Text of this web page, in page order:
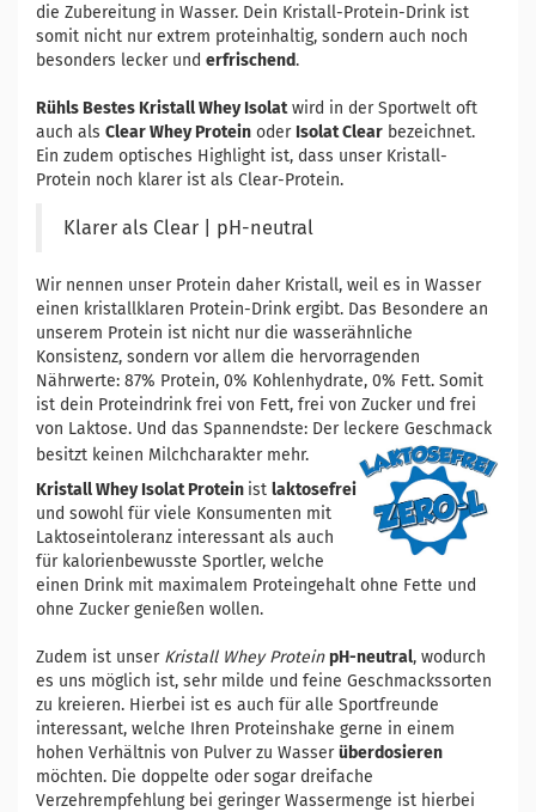
die Zubereitung in Wasser. Dein Kristall-Protein-Drink ist
somit nicht nur extrem proteinhaltig, sondern auch noch
besonders lecker und erfrischend.
Rühls Bestes Kristall Whey Isolatwird in der Sportwelt oft
auch als Clear Whey Protein oder Isolat Clear bezeichnet.
Ein zudem optisches Highlight ist, dass unser Kristall-
Protein noch klarer ist als Clear-Protein.
Klarer als Clear | pH-neutral
Wir nennen unser Protein daher Kristall, weil es in Wasser
einen kristallklaren Protein-Drink ergibt. Das Besondere an
unserem Protein ist nicht nur die wasserähnliche
Konsistenz, sondern vor allem die hervorragenden
Nährwerte: 87% Protein, 0% Kohlenhydrate, 0% Fett. Somit
ist dein Proteindrink frei von Fett, frei von Zucker und frei
von Laktose. Und das Spannendste: Der leckere Geschmack
besitzt keinen Milchcharakter mehr.
Kristall Whey Isolat Protein ist laktosefrei
und sowohl für viele Konsumenten mit
Laktoseintoleranz interessant als auch
für kalorienbewusste Sportler, welche
einen Drink mit maximalem Proteingehalt ohne Fette und
ohne Zucker genießen wollen.
Zudem ist unser Kristall Whey Protein pH-neutral, wodurch
es uns möglich ist, sehr milde und feine Geschmackssorten
zu kreieren. Hierbei ist es auch für alle Sportfreunde
interessant, welche Ihren Proteinshake gerne in einem
hohen Verhältnis von Pulver zu Wasserüberdosieren
möchten. Die doppelte oder sogar dreifache
Verzehrempfehlung bei geringer Wassermenge ist hierbei